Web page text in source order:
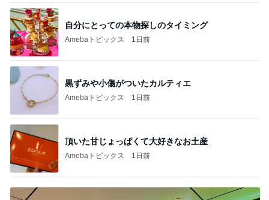
自分にとっての本物探しのタイミング
Amebaトピックス 1日前
黒ずみや小傷がついたカルティエ
Amebaトピックス 1日前
頂いた甘じょっぱくて大好きなお土産
Amebaトピックス 1日前